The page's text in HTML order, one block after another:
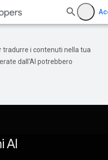
tradurre i contenuti nella tua
dall'AI potrebbero
AI